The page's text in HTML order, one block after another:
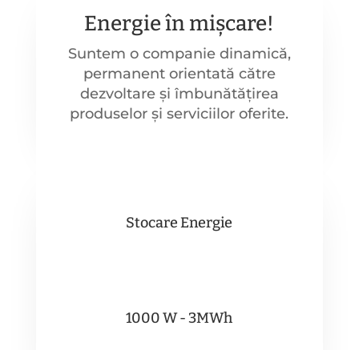
Energie în mișcare!
Suntem o companie dinamică,
permanent orientată către
dezvoltare și îmbunătățirea
produselor și serviciilor oferite.
Stocare Energie
1000 W - 3MWh